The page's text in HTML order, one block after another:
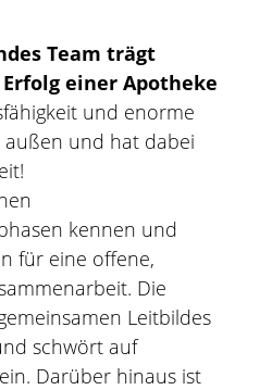
Team trägt
einer Apotheke
und enorme
und hat dabei
kennen und
für eine offene,
Die
Leitbildes
schwört auf
Darüber hinaus ist